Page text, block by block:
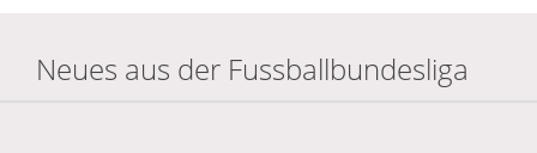
Neues aus der Fussballbundesliga